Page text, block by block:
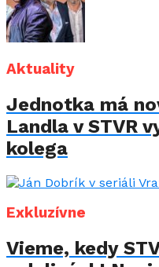
Aktuality
Jednotka má
Landla v STVR
kolega
Exkluzívne
Vieme, kedy